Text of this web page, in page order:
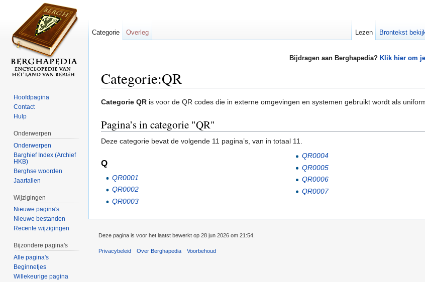
Bijdragen aan Berghapedia? Klik hier om
Categorie:QR
Categorie QR is voor de QR codes die in externe omgevingen en systemen gebruikt wordt als
Pagina’s in categorie "QR"
Deze categorie bevat de volgende 11 pagina’s, van in totaal 11.
Q
QR0001
QR0002
QR0003
QR0004
QR0005
QR0006
QR0007
Categorie Overleg Lezen Brontekst
Hoofdpagina
Contact
Hulp
Onderwerpen
Onderwerpen
Barghief Index (Archief
HKB)
Berghse woorden
Jaartallen
Wijzigingen
Nieuwe pagina's
Nieuwe bestanden
Recente wijzigingen
Bijzondere pagina's
Alle pagina's
Beginnetjes
Willekeurige pagina
Deze pagina is voor het laatst bewerkt op 28 jun 2026 om 21:54.
Privacybeleid Over Berghapedia Voorbehoud